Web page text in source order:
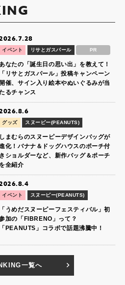
イベント リサとガスパール PR
なたの「誕生日の思い出」を教えて！
「リサとガスパール」投稿キャンペーン
開催、サイン入り絵本やぬいぐるみが当
るチャンス
グッズ スヌーピー(PEANUTS)
しまむらのスヌーピーデザインバッグが
化！バナナ＆ドッグハウスのポーチ付
きショルダーなど、新作バッグ＆ポーチ
を全紹介
イベント スヌーピー(PEANUTS)
「うめだスヌーピーフェスティバル」初
加の「FIBRENO」って？
「PEANUTS」コラボで話題沸騰中！
一覧へ